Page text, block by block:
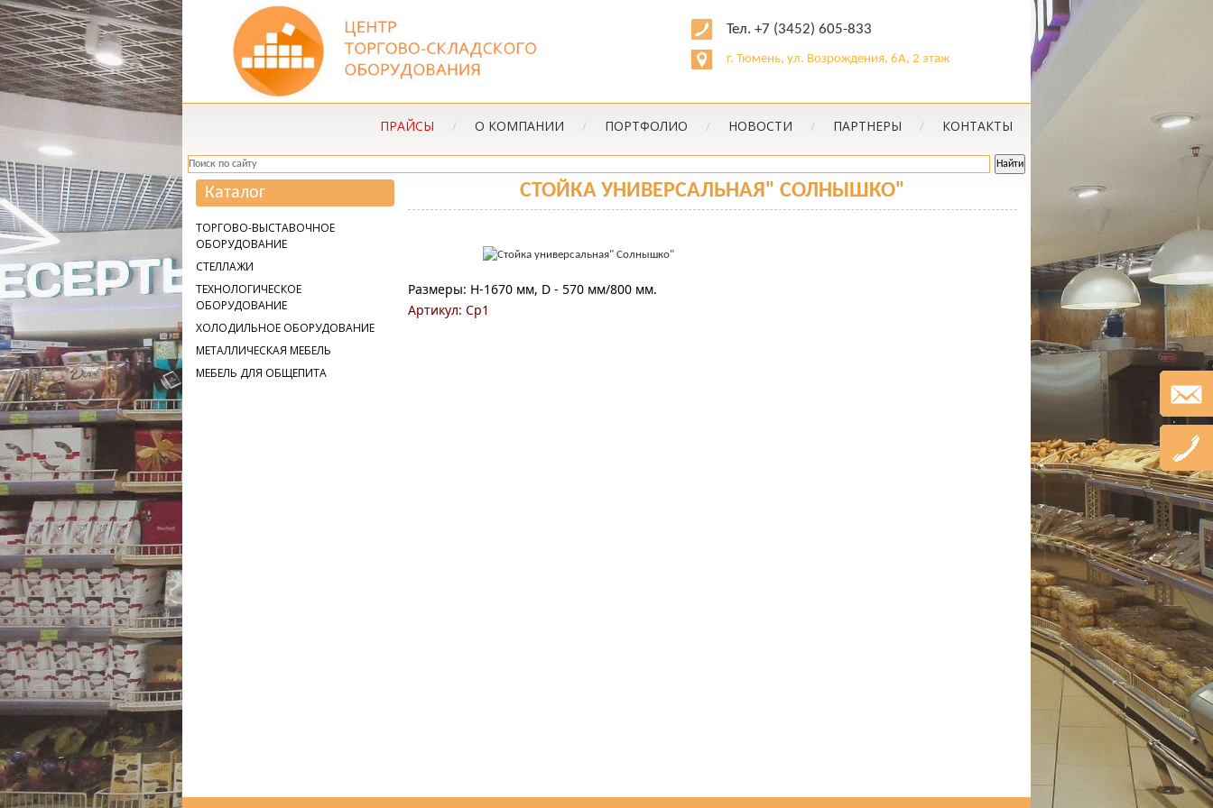
Тел. +7 (3452) 605-833
г. Тюмень, ул. Возрождения, 6А, 2 этаж
ПРАЙСЫ / О КОМПАНИИ / ПОРТФОЛИО / НОВОСТИ / ПАРТНЕРЫ / КОНТАКТЫ
Каталог
ТОРГОВО-ВЫСТАВОЧНОЕ
ОБОРУДОВАНИЕ
СТЕЛЛАЖИ
ТЕХНОЛОГИЧЕСКОЕ
ОБОРУДОВАНИЕ
ХОЛОДИЛЬНОЕ ОБОРУДОВАНИЕ
МЕТАЛЛИЧЕСКАЯ МЕБЕЛЬ
МЕБЕЛЬ ДЛЯ ОБЩЕПИТА
СТОЙКА УНИВЕРСАЛЬНАЯ" СОЛНЫШКО"
Размеры: Н-1670 мм, D - 570 мм/800 мм.
Артикул: Ср1